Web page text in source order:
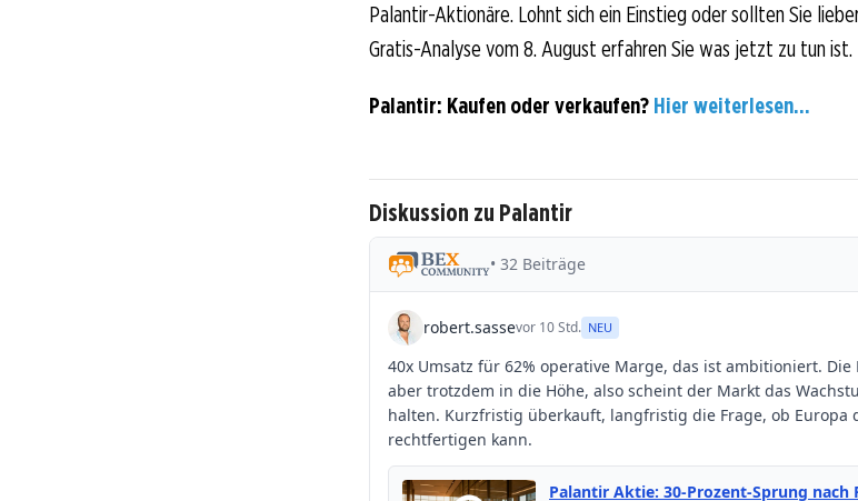
Palantir-Aktionäre. Lohnt sich ein Einstieg oder sollten Sie
Gratis-Analyse vom 8. August erfahren Sie was jetzt zu tun ist.
Palantir: Kaufen oder verkaufen? Hier weiterlesen...
Diskussion zu Palantir